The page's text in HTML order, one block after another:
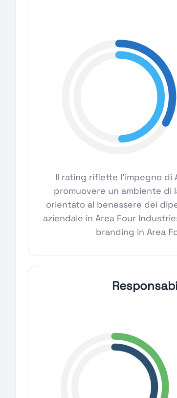
Il rating riflette l'impegno di
promuovere un ambiente di
orientato al benessere dei
aziendale in Area Four
branding in Area